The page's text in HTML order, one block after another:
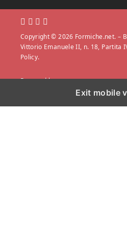
Copyright © 2026 Formiche.net. –
Vittorio Emanuele II, n. 18, Partita
Policy.
Powered by
Exit mobile